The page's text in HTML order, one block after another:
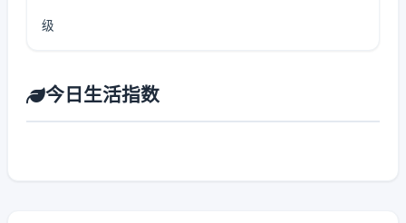
级
今日生活指数